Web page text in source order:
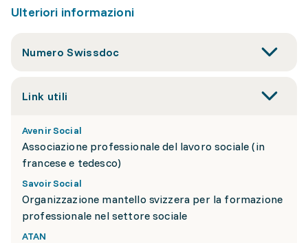
Ulteriori informazioni
Numero Swissdoc
Link utili
Avenir Social
Associazione professionale del lavoro sociale (in
francese e tedesco)
Savoir Social
Organizzazione mantello svizzera per la formazione
professionale nel settore sociale
ATAN